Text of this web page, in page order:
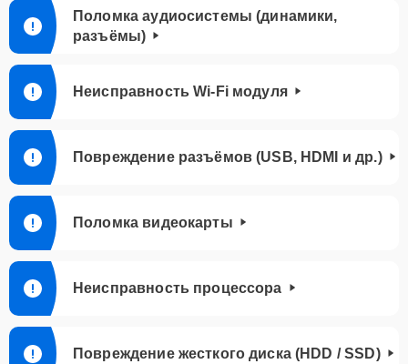
Поломка аудиосистемы (динамики,
разъёмы)
Неисправность Wi-Fi модуля
Повреждение разъёмов (USB, HDMI и др.)
Поломка видеокарты
Неисправность процессора
Повреждение жесткого диска (HDD / SSD)